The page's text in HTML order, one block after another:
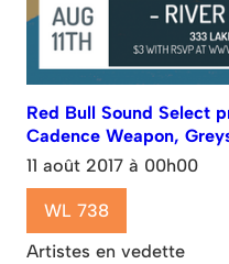
Red Bull Sound Select
Cadence Weapon,
11 août 2017 à 00h00
WL 738
Artistes en vedette